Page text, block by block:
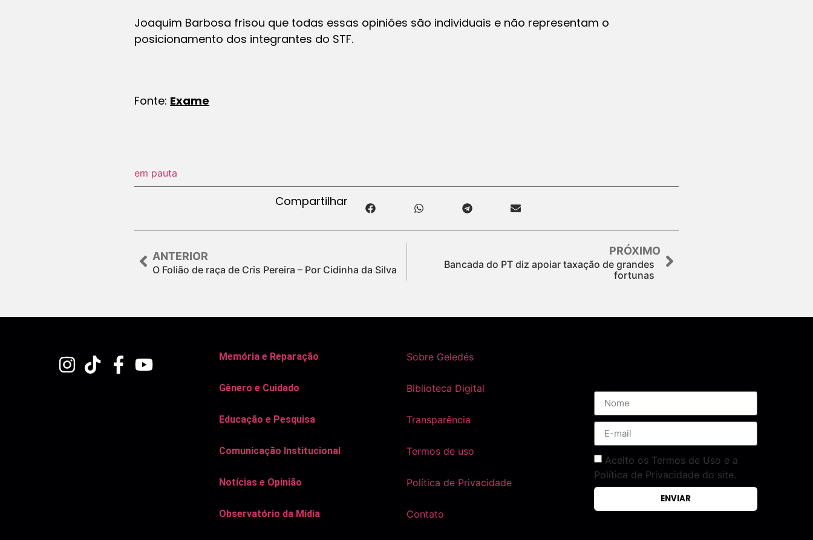
Joaquim Barbosa frisou que todas essas opiniões são individuais e não representam o
posicionamento dos integrantes do STF.
Fonte: Exame
em pauta
Compartilhar
ANTERIOR
O Folião de raça de Cris Pereira – Por Cidinha da Silva
PRÓXIMO
Bancada do PT diz apoiar taxação de grandes
fortunas
Memória e Reparação
Gênero e Cuidado
Educação e Pesquisa
Comunicação Institucional
Notícias e Opinião
Observatório da Mídia
Sobre Geledés
Biblioteca Digital
Transparência
Termos de uso
Política de Privacidade
Contato
Aceito os Termos de Uso e a
Política de Privacidade do site.
ENVIAR